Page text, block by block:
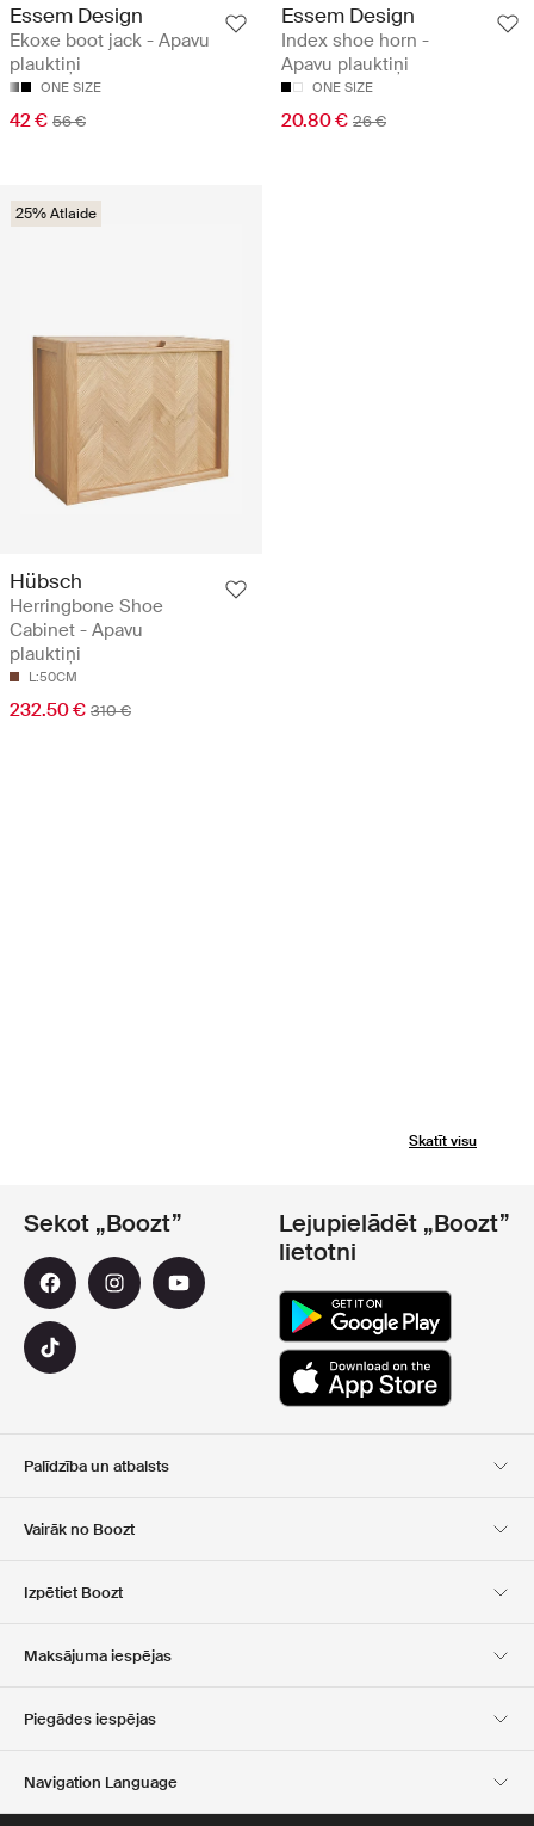
Essem Design
Ekoxe boot jack - Apavu
plauktiņi
ONE SIZE
42 € 56 €
Essem Design
Index shoe horn -
Apavu plauktiņi
ONE SIZE
20.80 € 26 €
25% Atlaide
Hübsch
Herringbone Shoe
Cabinet - Apavu
plauktiņi
L:50CM
232.50 € 310 €
Skatīt visu
Palīdzība un atbalsts
Vairāk no Boozt
Club Boozt
Izpētiet Boozt
Preses un balvas
Sekot „Boozt”
Lejupielādēt „Boozt”
lietotni
Maksājuma iespējas
Piegādes iespējas
Navigation Language